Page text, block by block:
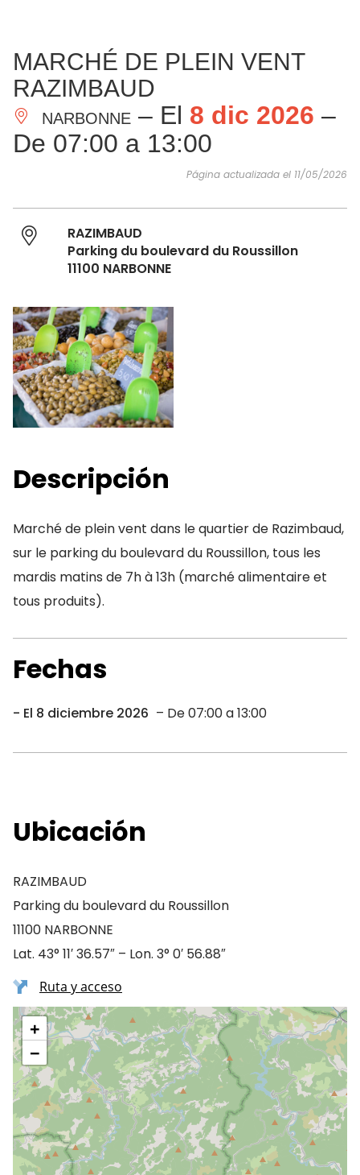
IMPRESCINDIBLES
HACER
INSPIRACIONES
MARCHÉ DE PLEIN VENT
RAZIMBAUD
NARBONNE – El 8 dic 2026 –
De 07:00 a 13:00
Página actualizada el 11/05/2026
RAZIMBAUD
Parking du boulevard du Roussillon
11100 NARBONNE
Descripción
Marché de plein vent dans le quartier de Razimbaud,
sur le parking du boulevard du Roussillon, tous les
mardis matins de 7h à 13h (marché alimentaire et
tous produits).
Fechas
El 8 diciembre 2026 – De 07:00 a 13:00
Ubicación
RAZIMBAUD
Parking du boulevard du Roussillon
11100 NARBONNE
Lat. 43° 11′ 36.57″ – Lon. 3° 0′ 56.88″
Ruta y acceso
+
−